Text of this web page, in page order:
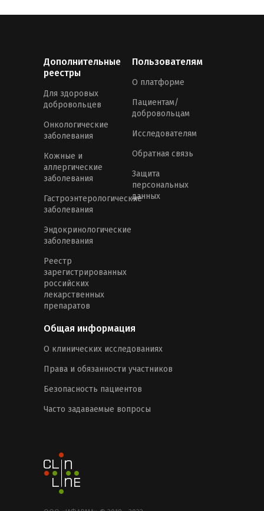
Дополнительные
реестры
Для здоровых
добровольцев
Онкологические
заболевания
Кожные и
аллергические
заболевания
Гастроэнтерологические
заболевания
Эндокринологические
заболевания
Реестр
зарегистрированных
российских
лекарственных
препаратов
Пользователям
О платформе
Пациентам/
добровольцам
Исследователям
Обратная связь
Защита
персональных
данных
Общая информация
О клинических исследованиях
Права и обязанности участников
Безопасность пациентов
Часто задаваемые вопросы